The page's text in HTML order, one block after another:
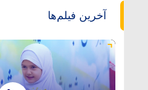
آخرین فیلم‌ها